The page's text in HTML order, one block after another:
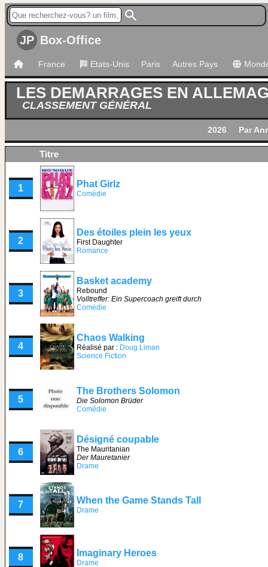
JP Box-Office
France Etats-Unis Paris Autres Pays
LES DEMARRAGES EN
CLASSEMENT GÉNÉRAL
2026 Par
Titre
1 Phat Girlz
Comédie
2
Des étoiles plein les yeux
First Daughter
Romance
3
Basket academy
Rebound
Volltreffer: Ein Supercoach greift durch
Comédie
4
Chaos Walking
Réalisé par : Doug Liman
Science Fiction
5
The Brothers Solomon
Die Solomon Brüder
Comédie
6
Désigné coupable
The Mauritanian
Der Mauretanier
Drame
7 When the Game Stands Tall
Drame
8 Imaginary Heroes
Drame